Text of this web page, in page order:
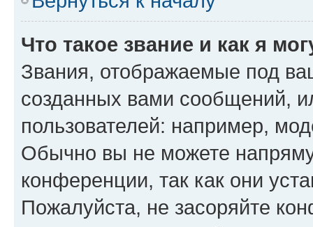
Что такое звание и как я
Звания, отображаемые под
созданных вами сообщений,
пользователей: например,
Обычно вы не можете
конференции, так как они
Пожалуйста, не засоряйте